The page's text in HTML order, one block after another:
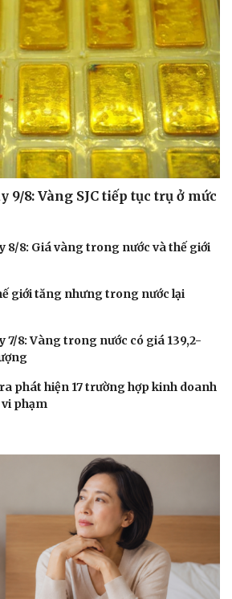
Podcast
Câu chuyện thời sự
Đọc truyện đêm khuya
Cửa sổ tình yêu
Kể chuyện cho bé
Hạt giống tâm hồn
9/8: Vàng SJC tiếp tục trụ ở mức
8/8: Giá vàng trong nước và thế giới
giới tăng nhưng trong nước lại
7/8: Vàng trong nước có giá 139,2-
phát hiện 17 trường hợp kinh doanh
vi phạm